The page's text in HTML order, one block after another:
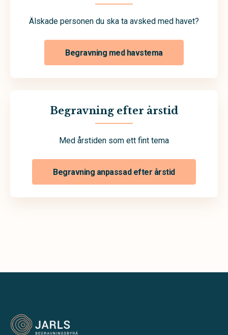
Älskade personen du ska ta avsked med havet?
Begravning med havstema
Begravning efter årstid
Med årstiden som ett fint tema
Begravning anpassad efter årstid